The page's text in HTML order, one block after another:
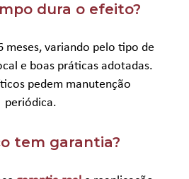
dura o efeito?
meses, variando pelo tipo de
e boas práticas adotadas.
pedem manutenção
periódica.
tem garantia?